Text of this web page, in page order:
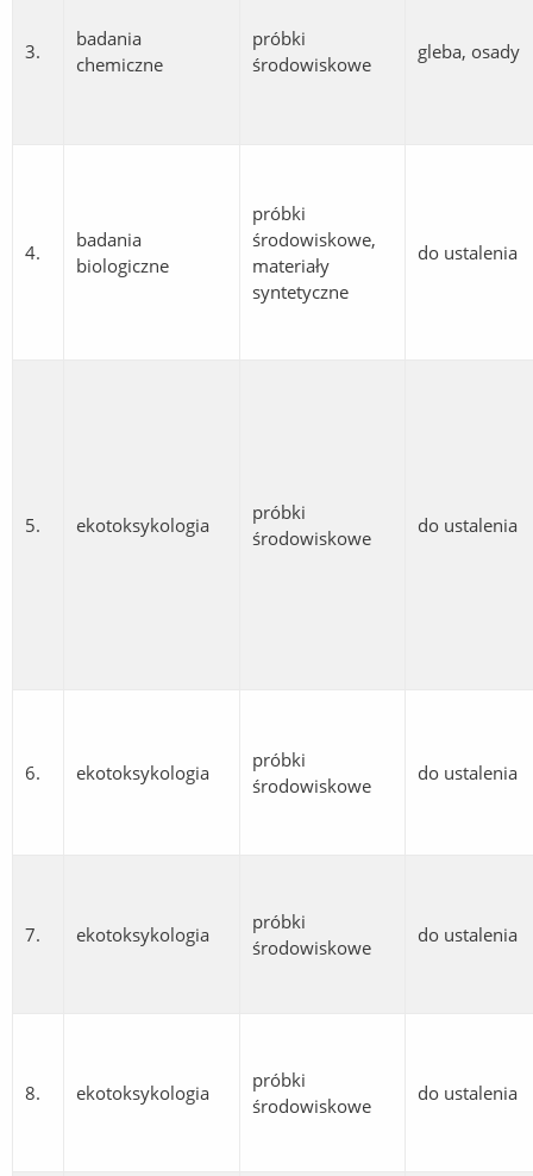
3.
badania
chemiczne
próbki
środowiskowe
gleba, osady
4.
badania
biologiczne
próbki
środowiskowe,
materiały
syntetyczne
do ustalenia
5. ekotoksykologia
próbki
środowiskowe
do ustalenia
6. ekotoksykologia
próbki
środowiskowe
do ustalenia
7. ekotoksykologia
próbki
środowiskowe
do ustalenia
8. ekotoksykologia
próbki
środowiskowe
do ustalenia